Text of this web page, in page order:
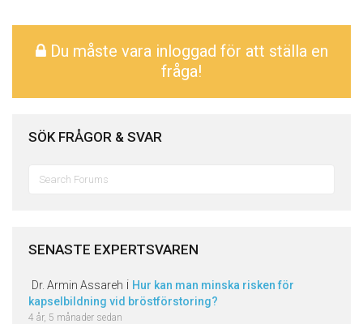
Du måste vara inloggad för att ställa en
fråga!
SÖK FRÅGOR & SVAR
SENASTE EXPERTSVAREN
Dr. Armin Assareh i Hur kan man minska risken för
kapselbildning vid bröstförstoring?
4 år, 5 månader sedan